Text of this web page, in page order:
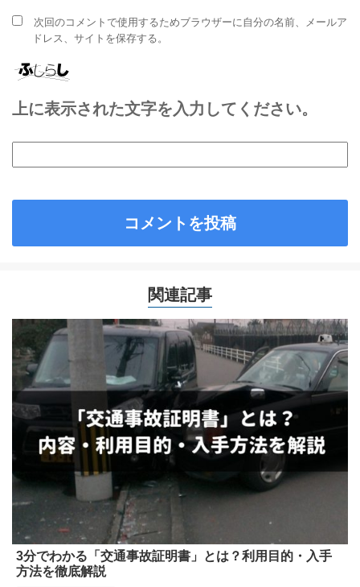
次回のコメントで使用するためブラウザーに自分の名前、メールア
ドレス、サイトを保存する。
上に表示された文字を入力してください。
関連記事
3分でわかる「交通事故証明書」とは？利用目的・入手
方法を徹底解説